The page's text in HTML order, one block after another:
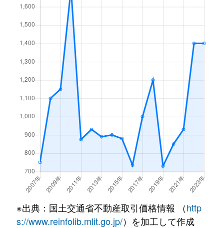
東五所
280万円 八幡宿
徒歩20分
八幡
徒歩5分
八幡海岸通
300万円
徒歩19分
八幡北町
120万円 八幡宿
徒歩14分
八幡北町
200万円 八幡宿 徒歩14分
※出典：国土交通省不動産取引価格情報 （http
s://www.reinfolib.mlit.go.jp/）を加工して作成